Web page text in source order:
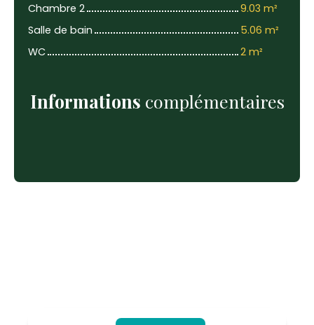
Chambre 2
9.03 m²
Salle de bain
5.06 m²
WC
2 m²
Informations complémentaires